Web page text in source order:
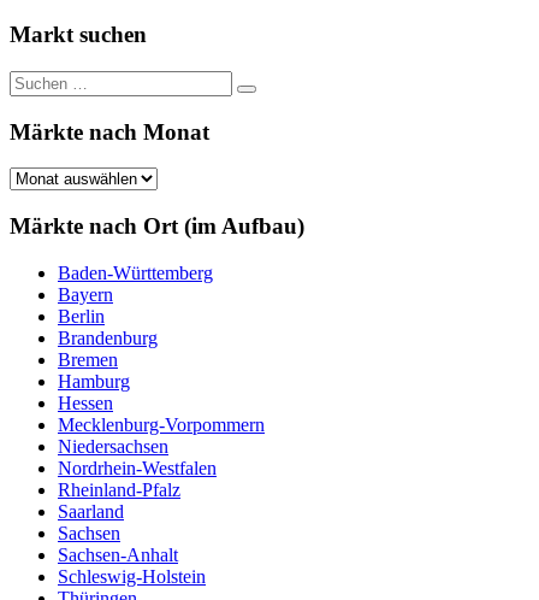
Markt suchen
Suchen
nach:
Suchen
Märkte nach Monat
Märkte
Monat
Märkte nach Ort (im Aufbau)
Baden-Württemberg
Bayern
Berlin
Brandenburg
Bremen
Hamburg
Hessen
Mecklenburg-Vorpommern
Niedersachsen
Nordrhein-Westfalen
Rheinland-Pfalz
Saarland
Sachsen
Sachsen-Anhalt
Schleswig-Holstein